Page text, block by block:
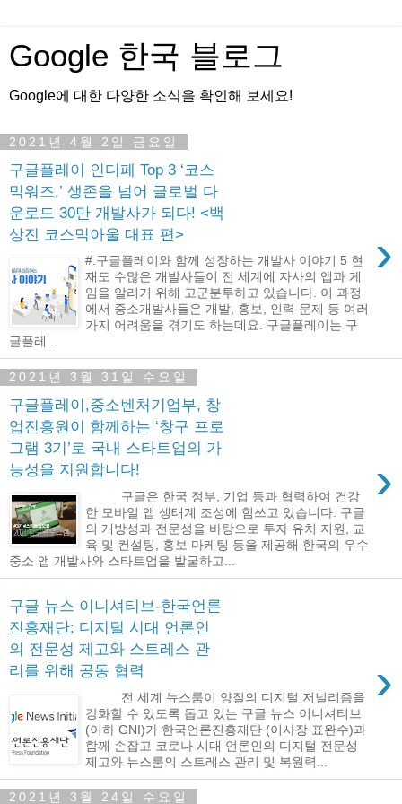
Google 한국 블로그
Google에 대한 다양한 소식을 확인해 보세요!
2021년 4월 2일 금요일
구글플레이 인디페 Top 3 ‘코스
믹워즈,’ 생존을 넘어 글로벌 다
운로드 30만 개발사가 되다! <백
상진 코스믹아울 대표 편>
›
#.구글플레이와 함께 성장하는 개발사 이야기 5 현
재도 수많은 개발사들이 전 세계에 자사의 앱과 게
임을 알리기 위해 고군분투하고 있습니다. 이 과정
에서 중소개발사들은 개발, 홍보, 인력 문제 등 여러
가지 어려움을 겪기도 하는데요. 구글플레이는 구
글플레...
2021년 3월 31일 수요일
구글플레이,중소벤처기업부, 창
업진흥원이 함께하는 ‘창구 프로
그램 3기’로 국내 스타트업의 가
능성을 지원합니다!
›
구글은 한국 정부, 기업 등과 협력하여 건강
한 모바일 앱 생태계 조성에 힘쓰고 있습니다. 구글
의 개방성과 전문성을 바탕으로 투자 유치 지원, 교
육 및 컨설팅, 홍보 마케팅 등을 제공해 한국의 우수
중소 앱 개발사와 스타트업을 발굴하고...
구글 뉴스 이니셔티브-한국언론
진흥재단: 디지털 시대 언론인
의 전문성 제고와 스트레스 관
리를 위해 공동 협력
›
전 세계 뉴스룸이 양질의 디지털 저널리즘을
강화할 수 있도록 돕고 있는 구글 뉴스 이니셔티브
(이하 GNI)가 한국언론진흥재단 (이사장 표완수)과
함께 손잡고 코로나 시대 언론인의 디지털 전문성
제고와 뉴스룸의 스트레스 관리 및 복원력...
2021년 3월 24일 수요일